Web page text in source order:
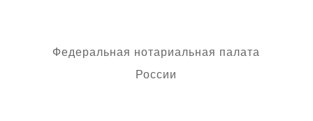
Федеральная нотариальная палата
России